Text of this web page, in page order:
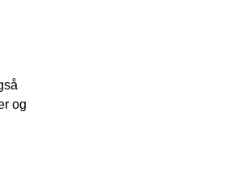
og